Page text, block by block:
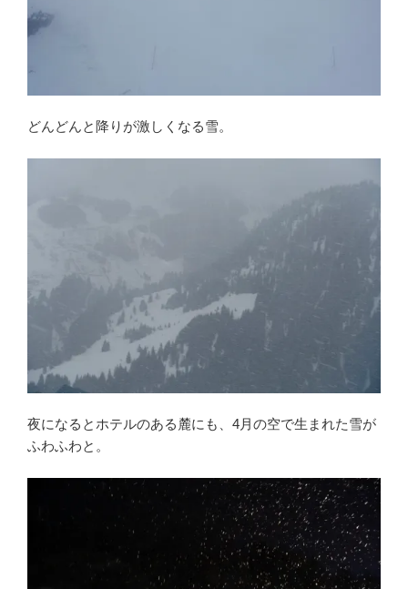
どんどんと降りが激しくなる雪。
夜になるとホテルのある麓にも、4月の空で生まれた雪が
ふわふわと。